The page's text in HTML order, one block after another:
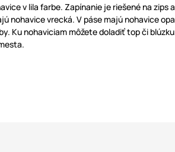
v lila farbe. Zapínanie je riešené na zips
nohavice vrecká. V páse majú nohavice
Ku nohaviciam môžete doladiť top či